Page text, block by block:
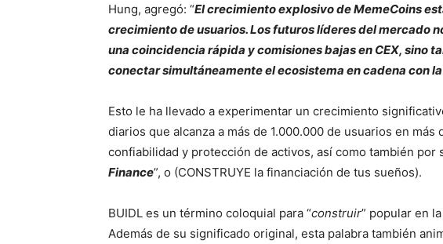
Hung, agregó: “El crecimiento explosivo de MemeCoins
crecimiento de usuarios. Los futuros líderes del mercado
una coincidencia rápida y comisiones bajas en CEX, sino
conectar simultáneamente el ecosistema en cadena con
Esto le ha llevado a experimentar un crecimiento
diarios que alcanza a más de 1.000.000 de usuarios en más
confiabilidad y protección de activos, así como también por
Finance”, o (CONSTRUYE la financiación de tus sueños).
BUIDL es un término coloquial para “construir” popular en
Además de su significado original, esta palabra también